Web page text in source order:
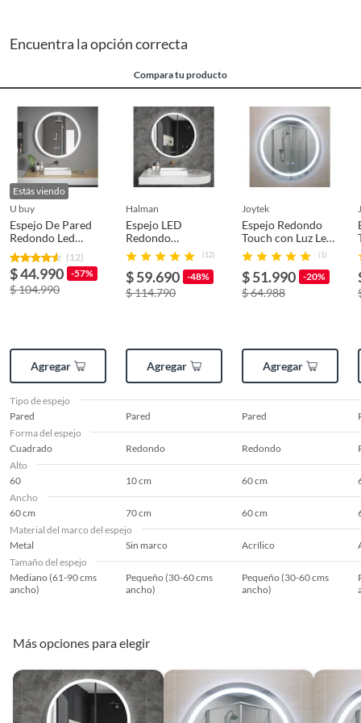
del espejo
producto
Encuentra la opción correcta
Compara tu producto
Estás viendo
u buy
Espejo De Pared
Redondo Led
Espejo Touch
Antiniebla 60cm
(12)
$ 44.990 -57%
$ 104.990
Agregar
halman
Espejo LED
Redondo
Decorativo 60cm
Baño
Antiempañante
Touch 3 Tonos Luz
(12)
$ 59.690 -48%
$ 114.790
Agregar
joytek
Espejo Redondo
Touch con Luz Led
3 colores - 60 cm
de Diámetro.
(1)
$ 51.990 -20%
$ 64.988
Agregar
Tipo de espejo
Pared
Pared Pared
Forma del espejo
Cuadrado
Redondo Redondo
Alto
60
10 cm 60 cm
Ancho
60 cm
70 cm 60 cm
Material del marco del espejo
Metal
Sin marco Acrílico
Tamaño del espejo
Mediano (61-90 cms
ancho)
Pequeño (30-60 cms
ancho)
Pequeño (30-60 cms
ancho)
Más opciones para elegir